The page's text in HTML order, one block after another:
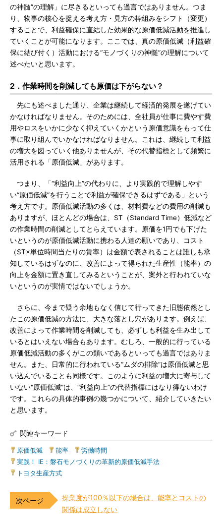
の神髄”の理解」に尽きるといっても過言ではありません。つま
り、物事の核心を捉える考え方・見方の枠組みをシフト（変更）
することで、利益確保に直結した効果的な原価低減活動を推進し
ていくことが可能になります。ここでは、真の原価低減（利益確
保に結び付く）活動における“モノづくりの神髄”の理解について
述べたいと思います。
2．作業時間を削減しても原価は下がらない？
先にも述べました通り、企業は継続して経済的発展を遂げてい
かなければなりません。そのためには、全社員が仕事に費やす費
用やロスをいかに少なく抑えていくかという原価意識をもって仕
事に取り組んでいかなければなりません。これは、継続して利益
の増大を図っていく他ありませんが、その代替指標として頻繁に
活用される「原価低減」があります。
つまり、「“利益向上”の代わりに、より実践的で理解しやす
い“原価低減”を行うことで利益が確保できるはずである」という
考え方です。原価低減活動の多くは、材料費などの費用の削減も
ありますが、ほとんどの場合は、ST（Standard Time）低減など
の作業時間の削減としてとらえています。原価を1円でも下げた
いというのが原価低減活動に携わる人達の願いであり、コスト
（ST×単位時間当たりの賃率）は金額で表されることは誰しも承
知しているはずなのに、改善によって得られた生産性（能率）の
向上を金額に置き直してみるということが、案外と行われていな
いというのが実情ではないでしょうか。
さらに、今まで疑う余地もなく信じて行ってきた旧態依然とし
たこの原価低減の方法に、大きな落とし穴があります。例えば、
改善によって作業時間を削減しても、必ずしも利益を生み出して
いるとはいえない場合もあります。むしろ、一般的に行っている
原価低減活動の多くがこの類いであるといっても過言ではありま
せん。また、日常的に行われている“ムダの排除”は原価低減と思
い込んでいることも同様です。このように利益の増大に寄与して
いない“原価低減”は、“利益向上”の代替指標にはなり得ないわけ
です。これらの具体的事例の幾つかについて、紹介していきたい
と思います。
関連キーワード
原価低減 能率 労働時間
実践！ IE：磐石モノづくりの革新的原価低減手法
トヨタ生産方式
操業度が100％以下の場合は、能率とコストの
関係は成立しない